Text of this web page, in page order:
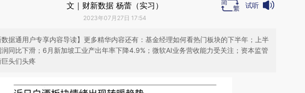
文｜财新数据 杨蕾（实习）
2023年07月27日 17:54
试听
数据通用户专享内容导读】更多精华内容还有：基金经理如何看热门板块的下半年；上半
同比下滑；6月新加坡工业产出年率下降4.9%；微软AI业务营收能力受关注；资本监管
头们头疼